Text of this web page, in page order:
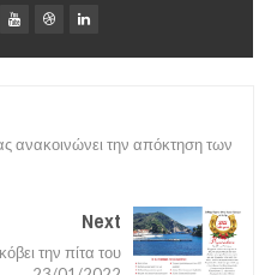
την απόκτηση των
Next
την πίτα του